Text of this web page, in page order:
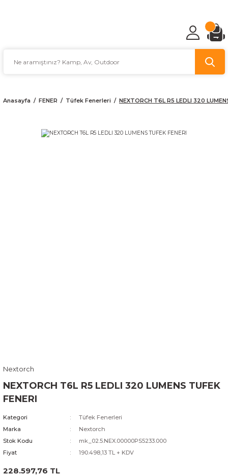
Anasayfa FENER Tüfek Fenerleri NEXTORCH T6L R5 LEDLI 320
Nextorch
NEXTORCH T6L R5 LEDLI 320 LUMENS TUFEK
FENERI
Kategori
Tüfek Fenerleri
Marka
Nextorch
Stok Kodu
mk_02.5.NEX.00000PS5233.000
Fiyat
190.498,13 TL + KDV
228.597,76 TL